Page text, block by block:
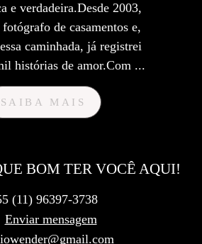
e verdadeira.Desde 2003,
de casamentos e,
caminhada, já registrei
histórias de amor.Com ...
SAIBA MAIS
BOM TER VOCÊ AQUI!
(11) 96397-3738
Enviar mensagem